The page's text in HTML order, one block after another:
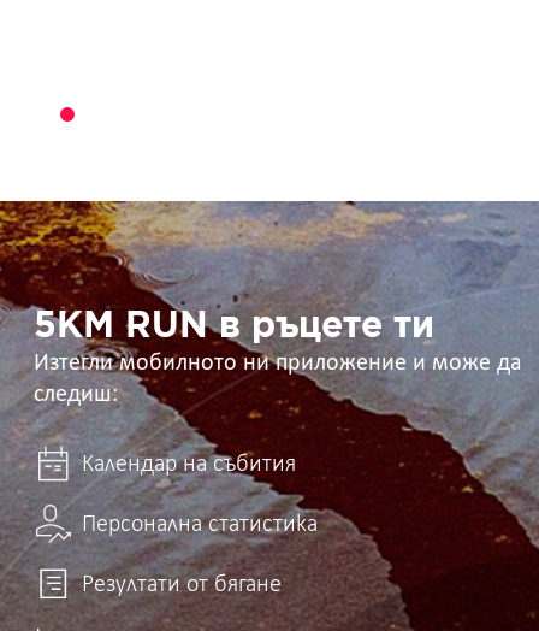
5KM
RUN
в
ръцете
ти 5KM RUN в ръцете ти
Изтегли мобилното ни приложение и може да
следиш:
Календар на събития
Персонална статистика
Резултати от бягане